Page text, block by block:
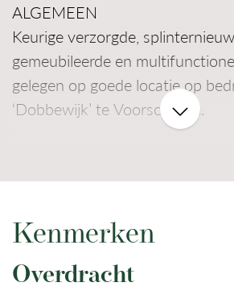
ALGEMEEN
Keurige verzorgde,
gemeubileerde en
gelegen op goede locatie op
‘Dobbewijk’ te Voorschoten.
vloerafwerking, verlichting,
verzorgde keuken en sanitaire
Verder heeft u als huurder het
Kenmerken
Overdracht